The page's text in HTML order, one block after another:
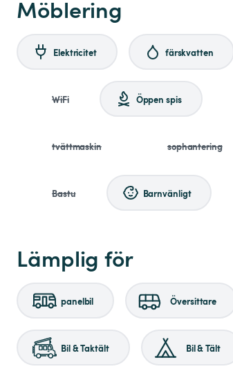
Möblering
Elektricitet färskvatten
WiFi Öppen spis
tvättmaskin sophantering
Bastu Barnvänligt
Lämplig för
panelbil Översittare
Bil & Taktält Bil & Tält